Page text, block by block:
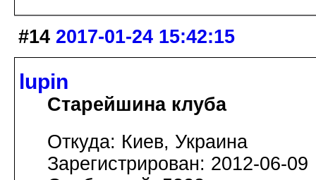
#14 2017-01-24 15:42:15
lupin
Старейшина клуба
Откуда: Киев, Украина
Зарегистрирован: 2012-06-09